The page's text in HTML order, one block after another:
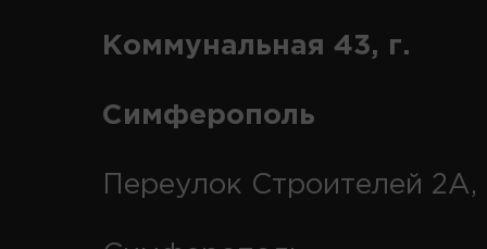
Коммунальная 43, г.
Симферополь
Переулок Строителей 2А,